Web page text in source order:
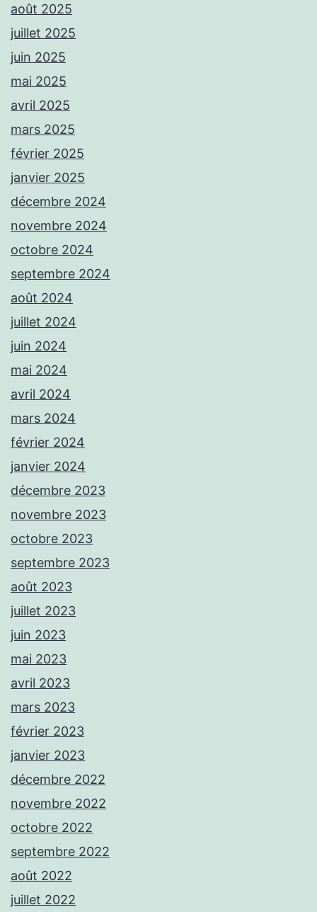
août 2025
juillet 2025
juin 2025
mai 2025
avril 2025
mars 2025
février 2025
janvier 2025
décembre 2024
novembre 2024
octobre 2024
septembre 2024
août 2024
juillet 2024
juin 2024
mai 2024
avril 2024
mars 2024
février 2024
janvier 2024
décembre 2023
novembre 2023
octobre 2023
septembre 2023
août 2023
juillet 2023
juin 2023
mai 2023
avril 2023
mars 2023
février 2023
janvier 2023
décembre 2022
novembre 2022
octobre 2022
septembre 2022
août 2022
juillet 2022